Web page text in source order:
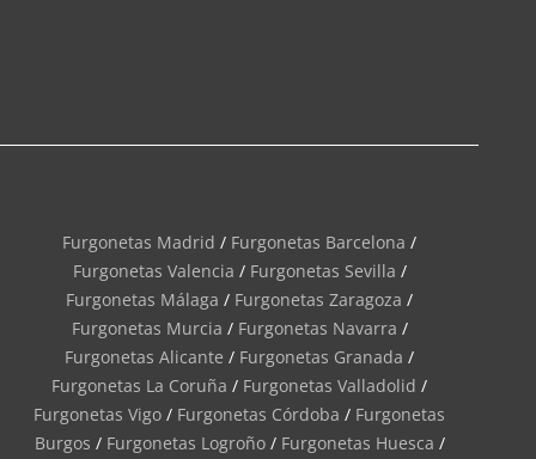
Furgonetas Madrid / Furgonetas Barcelona /
Furgonetas Valencia / Furgonetas Sevilla /
Furgonetas Málaga / Furgonetas Zaragoza /
Furgonetas Murcia / Furgonetas Navarra /
Furgonetas Alicante / Furgonetas Granada /
Furgonetas La Coruña / Furgonetas Valladolid /
Furgonetas Vigo / Furgonetas Córdoba / Furgonetas
Burgos / Furgonetas Logroño/ Furgonetas Huesca /